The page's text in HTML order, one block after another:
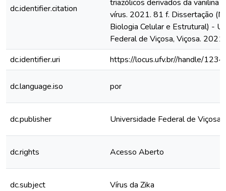
dc.identifier.citation
triazólicos derivados da vanilina
vírus. 2021. 81 f. Dissertação
Biologia Celular e Estrutural) -
Federal de Viçosa, Viçosa. 2021.
dc.identifier.uri
https://locus.ufv.br//handle/
dc.language.iso por
dc.publisher Universidade Federal de Viçosa
dc.rights Acesso Aberto
dc.subject Vírus da Zika